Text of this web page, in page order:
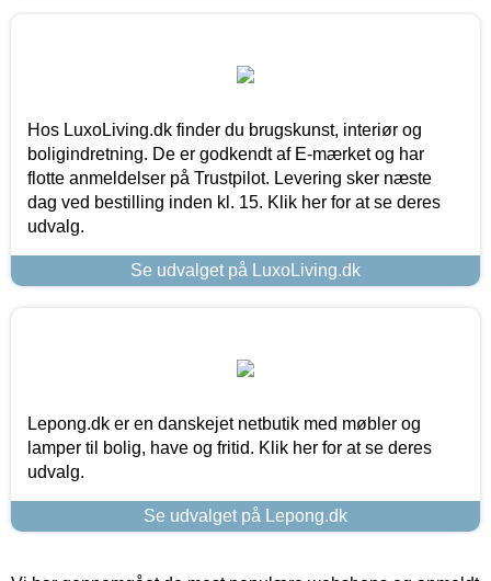
Hos LuxoLiving.dk finder du brugskunst, interiør og
boligindretning. De er godkendt af E-mærket og har
flotte anmeldelser på Trustpilot. Levering sker næste
dag ved bestilling inden kl. 15. Klik her for at se deres
udvalg.
Se udvalget på LuxoLiving.dk
Lepong.dk er en danskejet netbutik med møbler og
lamper til bolig, have og fritid. Klik her for at se deres
udvalg.
Se udvalget på Lepong.dk